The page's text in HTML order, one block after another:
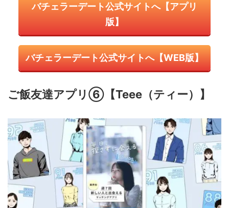
バチェラーデート公式サイトへ【アプリ
版】
バチェラーデート公式サイトへ【WEB版】
ご飯友達アプリ⑥【Teee（ティー）】